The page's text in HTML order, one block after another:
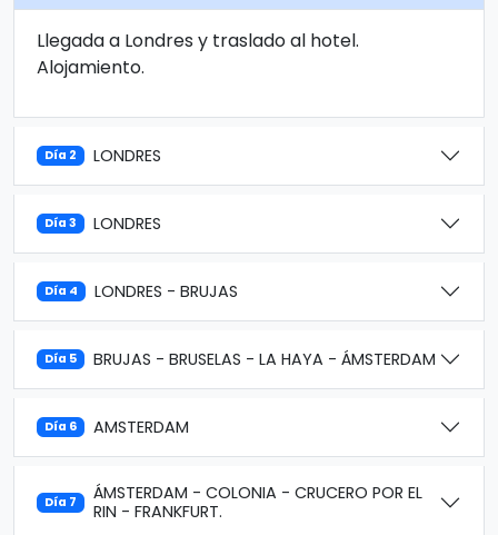
Llegada a Londres y traslado al hotel.
Alojamiento.
Día 2 LONDRES
Día 3 LONDRES
Día 4 LONDRES - BRUJAS
Día 5 BRUJAS - BRUSELAS - LA HAYA - ÁMSTERDAM
Día 6 AMSTERDAM
Día 7
ÁMSTERDAM - COLONIA - CRUCERO POR EL
RIN - FRANKFURT.